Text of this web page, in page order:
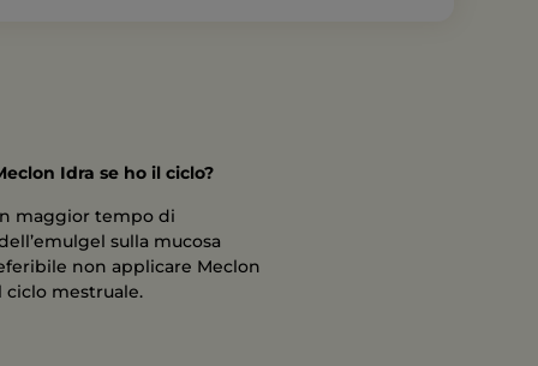
Idra se ho il ciclo?
maggior tempo di
sulla mucosa
non applicare Meclon
ciclo mestruale.